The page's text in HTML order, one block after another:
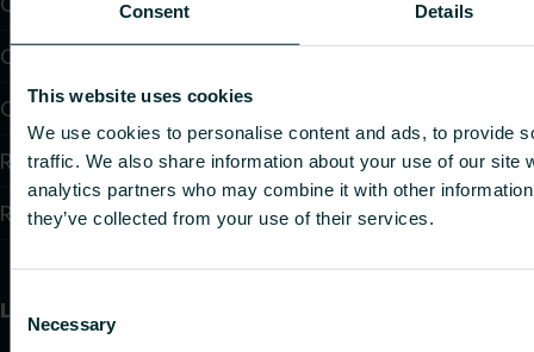
Consent Details
This website uses cookies
We use cookies to personalise content and ads, to provide
traffic. We also share information about your use of our site
analytics partners who may combine it with other
they’ve collected from your use of their services.
Selection
Necessary
Convecteurs
Chauffage électrique
Régulation électrique
Régulation hydraulique
Liens utiles